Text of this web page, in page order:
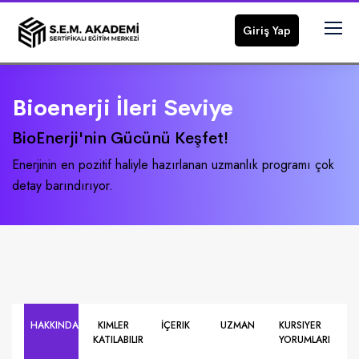
Giriş Yap
Bioenerji İleri Seviye
BioEnerji'nin Gücünü Keşfet!
Enerjinin en pozitif haliyle hazırlanan uzmanlık programı çok
detay barındırıyor.
HAKKINDA
KIMLER
KATILABILIR
İÇERIK UZMAN
KURSIYER
YORUMLARI